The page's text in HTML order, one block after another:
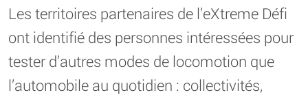
Les territoires partenaires de l’eXtreme Défi
ont identifié des personnes intéressées pour
tester d’autres modes de locomotion que
l’automobile au quotidien : collectivités,